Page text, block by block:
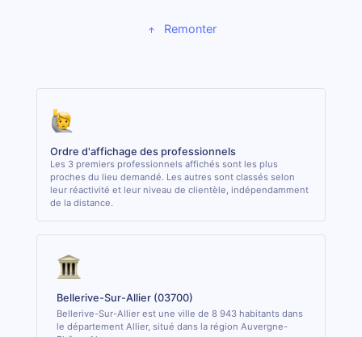
Remonter
Ordre d'affichage des professionnels
Les 3 premiers professionnels affichés sont les plus
proches du lieu demandé. Les autres sont classés selon
leur réactivité et leur niveau de clientèle, indépendamment
de la distance.
Bellerive-Sur-Allier (03700)
Bellerive-Sur-Allier est une ville de 8 943 habitants dans
le département Allier, situé dans la région Auvergne-